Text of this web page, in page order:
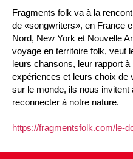
Fragments folk va à la
de «songwriters», en France
Nord, New York et Nouvelle
voyage en territoire folk, veut
leurs chansons, leur rapport
expériences et leurs choix de
sur le monde, ils nous invitent
reconnecter à notre nature.
https://fragmentsfolk.com/le-